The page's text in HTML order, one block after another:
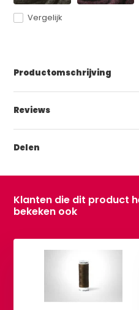
Vergelijk
Productomschrijving
Reviews
Delen
Klanten die dit product
bekeken ook